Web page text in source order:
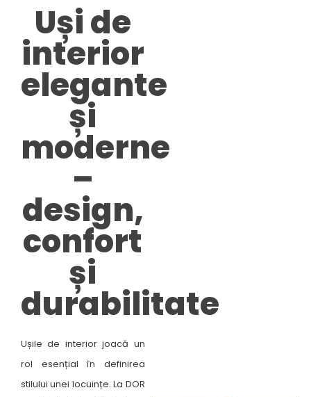
Uși de
interior
elegante
și
moderne
–
design,
confort
și
durabilitate​
Ușile de interior joacă un
rol esențial în definirea
stilului unei locuințe. La DOR